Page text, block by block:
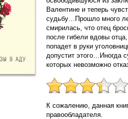
Валентине и теперь
судьбу…Прошло много
смирилась, что отец
после гибели вдовы
попадет в руки
допустит этого…Иногда
которых невозможно
К сожалению, данная
правообладателя.